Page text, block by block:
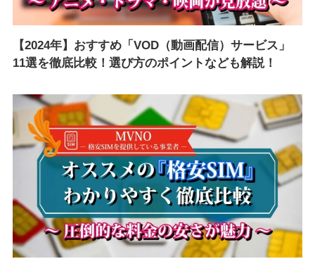
【2024年】おすすめ「VOD（動画配信）サービス」
11選を徹底比較！選び方のポイントなども解説！